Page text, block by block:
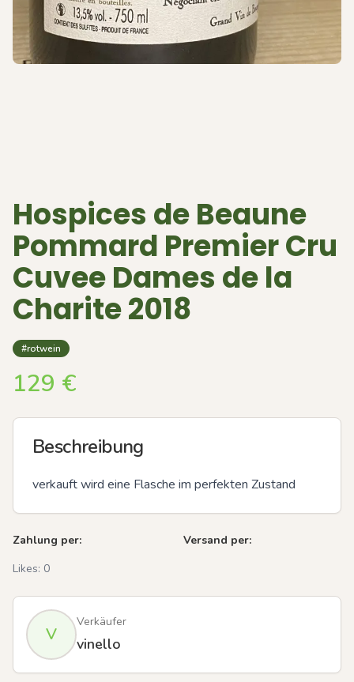
Hospices de Beaune
Pommard Premier Cru
Cuvee Dames de la
Charite 2018
#rotwein
129 €
Beschreibung
verkauft wird eine Flasche im perfekten Zustand
Zahlung per:
Versand per:
Likes: 0
V
Verkäufer
vinello